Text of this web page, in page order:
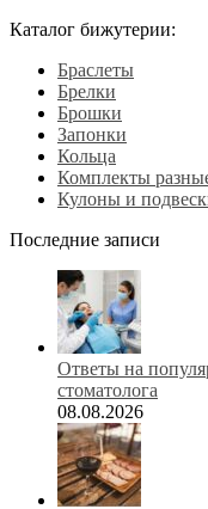
Каталог бижутерии:
Браслеты
Брелки
Брошки
Запонки
Кольца
Комплекты
Кулоны и
Последние записи
Ответы на
стоматолога
08.08.2026